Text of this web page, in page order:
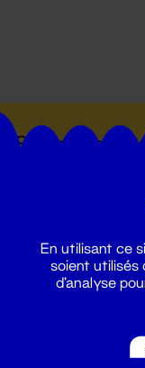
Suivez
En utilisant ce
soient utilisés
d'analyse